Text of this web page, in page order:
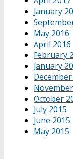
January
May 2016
April 2016
February
January
December
October
July 2015
June 2015
May 2015